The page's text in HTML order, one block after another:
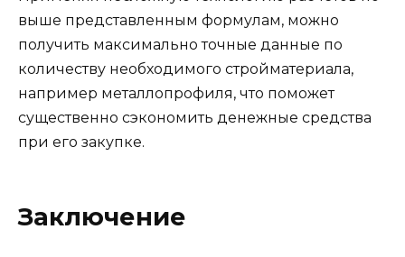
выше представленным формулам, можно
получить максимально точные данные по
количеству необходимого стройматериала,
например металлопрофиля, что поможет
существенно сэкономить денежные средства
при его закупке.
Заключение